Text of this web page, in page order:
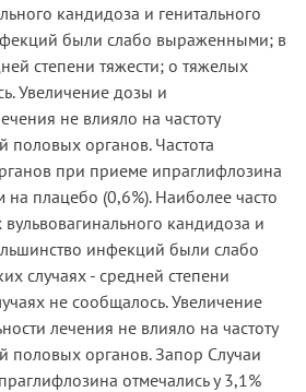
кандидоза и генитального
были слабо выраженными; в
степени тяжести; о тяжелых
Увеличение дозы и
не влияло на частоту
органов. Частота
при приеме ипраглифлозина
плацебо (0,6%). Наиболее часто
кандидоза и
инфекций были слабо
случаях - средней степени
не сообщалось. Увеличение
лечения не влияло на частоту
половых органов. Запор Случаи
отмечались у 3,1%